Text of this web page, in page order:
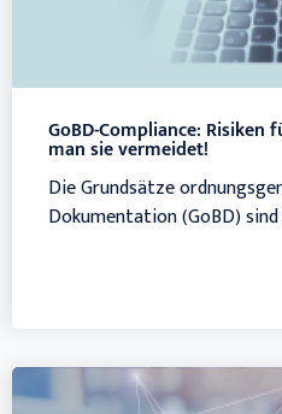
GoBD-Compliance:
man sie vermeidet!
Die Grundsätze
Dokumentation (GoBD)